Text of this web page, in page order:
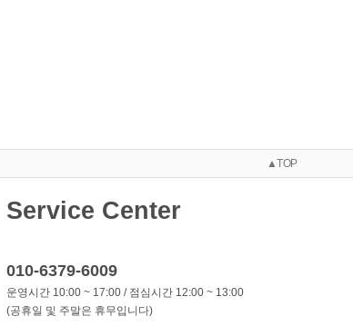
▲TOP
Service Center
010-6379-6009
운영시간 10:00 ~ 17:00 / 점심시간 12:00 ~ 13:00
(공휴일 및 주말은 휴무입니다)